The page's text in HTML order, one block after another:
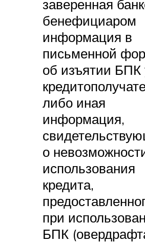
заверенная
бенефициаром
информация в
письменной
об изъятии БПК
либо иная
информация,
о
использования
кредита,
при
БПК